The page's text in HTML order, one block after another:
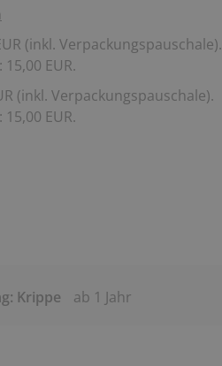
(inkl. Verpackungspauschale).
EUR.
(inkl. Verpackungspauschale).
EUR.
Krippe ab 1 Jahr